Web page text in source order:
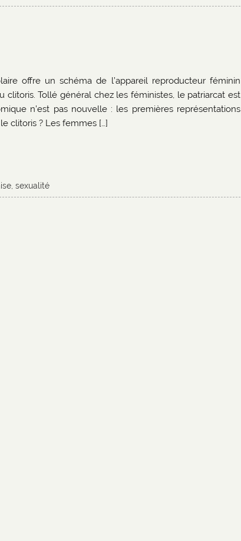
offre un schéma de l’appareil reproducteur féminin
Tollé général chez les féministes, le patriarcat est
n’est pas nouvelle : les premières représentations
clitoris ? Les femmes […]
,sexualité